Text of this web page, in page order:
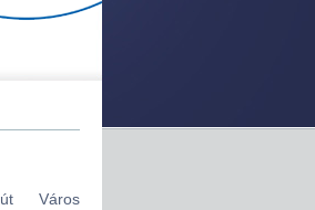
Város